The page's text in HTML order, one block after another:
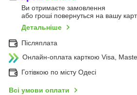
Ви отримаєте замовлення
або гроші повернуться на вашу
Детальніше
Післяплата
Онлайн-оплата карткою Visa,
Готівкою по місту Одесі
Всі умови оплати